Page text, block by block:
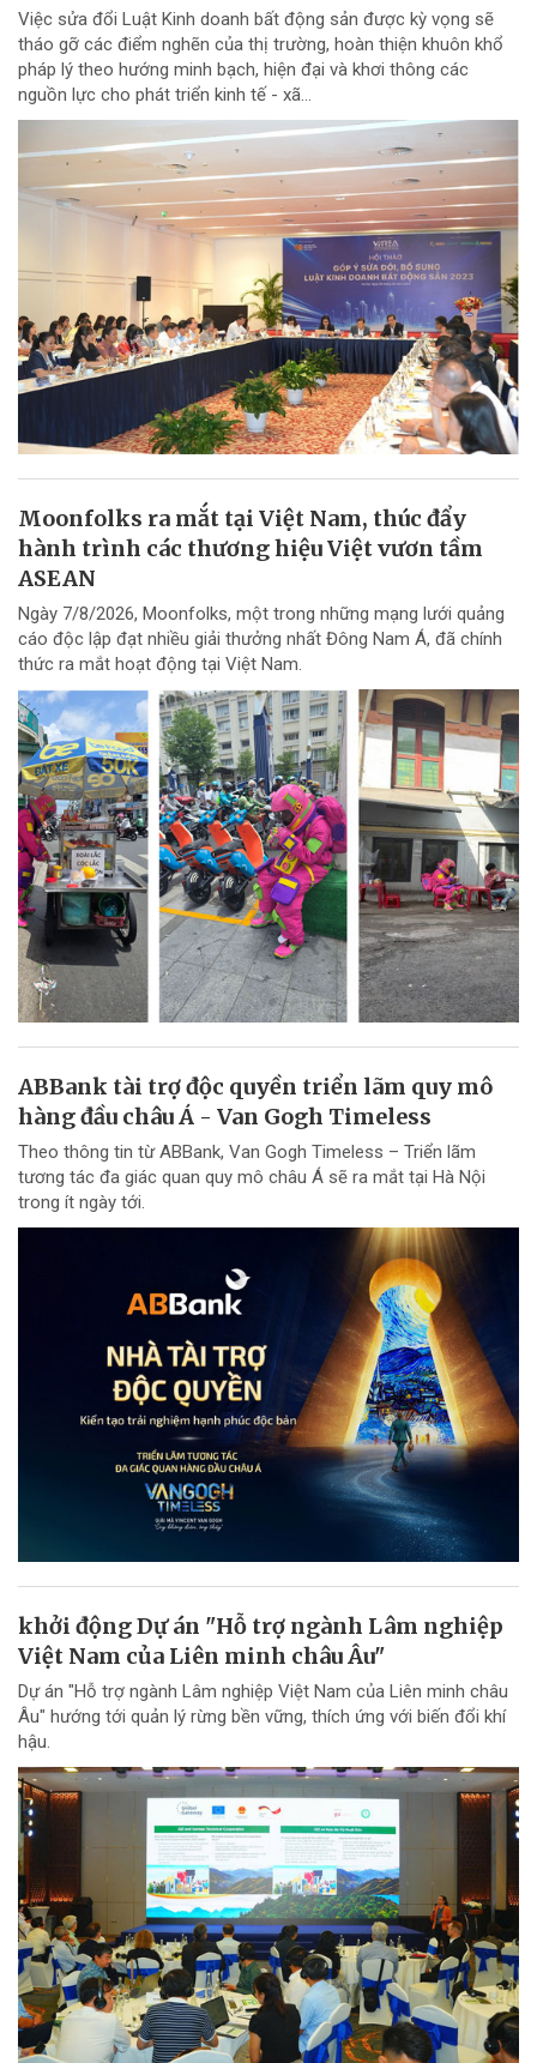
Việc sửa đổi Luật Kinh doanh bất động sản được kỳ vọng sẽ
tháo gỡ các điểm nghẽn của thị trường, hoàn thiện khuôn khổ
pháp lý theo hướng minh bạch, hiện đại và khơi thông các
nguồn lực cho phát triển kinh tế - xã...
Moonfolks ra mắt tại Việt Nam, thúc đẩy
hành trình các thương hiệu Việt vươn tầm
ASEAN
Ngày 7/8/2026, Moonfolks, một trong những mạng lưới quảng
cáo độc lập đạt nhiều giải thưởng nhất Đông Nam Á, đã chính
thức ra mắt hoạt động tại Việt Nam.
ABBank tài trợ độc quyền triển lãm quy mô
hàng đầu châu Á - Van Gogh Timeless
Theo thông tin từ ABBank, Van Gogh Timeless – Triển lãm
tương tác đa giác quan quy mô châu Á sẽ ra mắt tại Hà Nội
trong ít ngày tới.
khởi động Dự án "Hỗ trợ ngành Lâm nghiệp
Việt Nam của Liên minh châu Âu"
Dự án "Hỗ trợ ngành Lâm nghiệp Việt Nam của Liên minh châu
Âu" hướng tới quản lý rừng bền vững, thích ứng với biến đổi khí
hậu.